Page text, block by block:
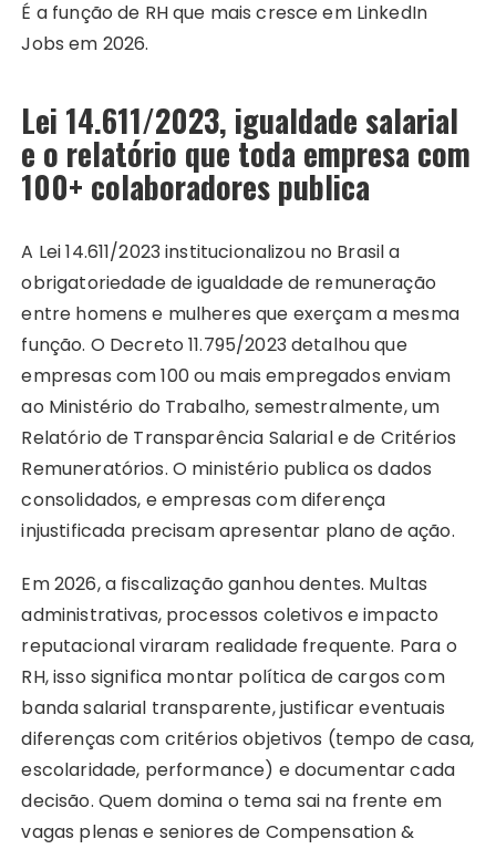
É a função de RH que mais cresce em LinkedIn
Jobs em 2026.
Lei 14.611/2023, igualdade salarial
e o relatório que toda empresa com
100+ colaboradores publica
A Lei 14.611/2023 institucionalizou no Brasil a
obrigatoriedade de igualdade de remuneração
entre homens e mulheres que exerçam a mesma
função. O Decreto 11.795/2023 detalhou que
empresas com 100 ou mais empregados enviam
ao Ministério do Trabalho, semestralmente, um
Relatório de Transparência Salarial e de Critérios
Remuneratórios. O ministério publica os dados
consolidados, e empresas com diferença
injustificada precisam apresentar plano de ação.
Em 2026, a fiscalização ganhou dentes. Multas
administrativas, processos coletivos e impacto
reputacional viraram realidade frequente. Para o
RH, isso significa montar política de cargos com
banda salarial transparente, justificar eventuais
diferenças com critérios objetivos (tempo de casa,
escolaridade, performance) e documentar cada
decisão. Quem domina o tema sai na frente em
vagas plenas e seniores de Compensation &